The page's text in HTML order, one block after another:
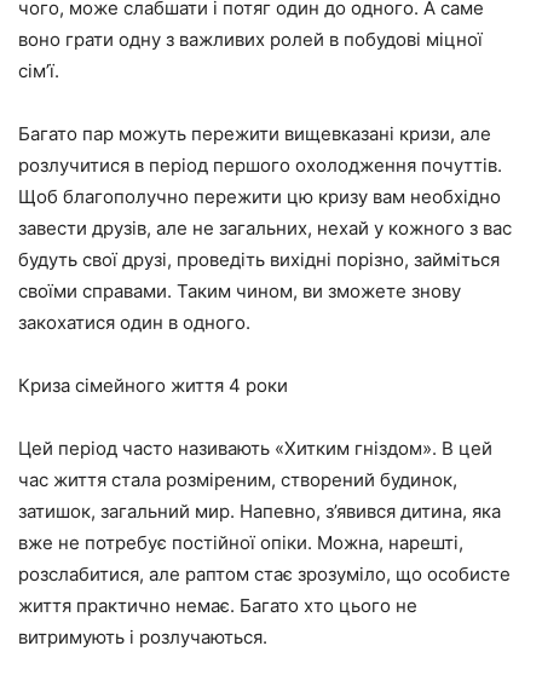
чого, може слабшати і потяг один до одного. А саме
воно грати одну з важливих ролей в побудові міцної
сім’ї.
Багато пар можуть пережити вищевказані кризи, але
розлучитися в період першого охолодження почуттів.
Щоб благополучно пережити цю кризу вам необхідно
завести друзів, але не загальних, нехай у кожного з вас
будуть свої друзі, проведіть вихідні порізно, займіться
своїми справами. Таким чином, ви зможете знову
закохатися один в одного.
Криза сімейного життя 4 роки
Цей період часто називають «Хитким гніздом». В цей
час життя стала розміреним, створений будинок,
затишок, загальний мир. Напевно, з’явився дитина, яка
вже не потребує постійної опіки. Можна, нарешті,
розслабитися, але раптом стає зрозуміло, що особисте
життя практично немає. Багато хто цього не
витримують і розлучаються.